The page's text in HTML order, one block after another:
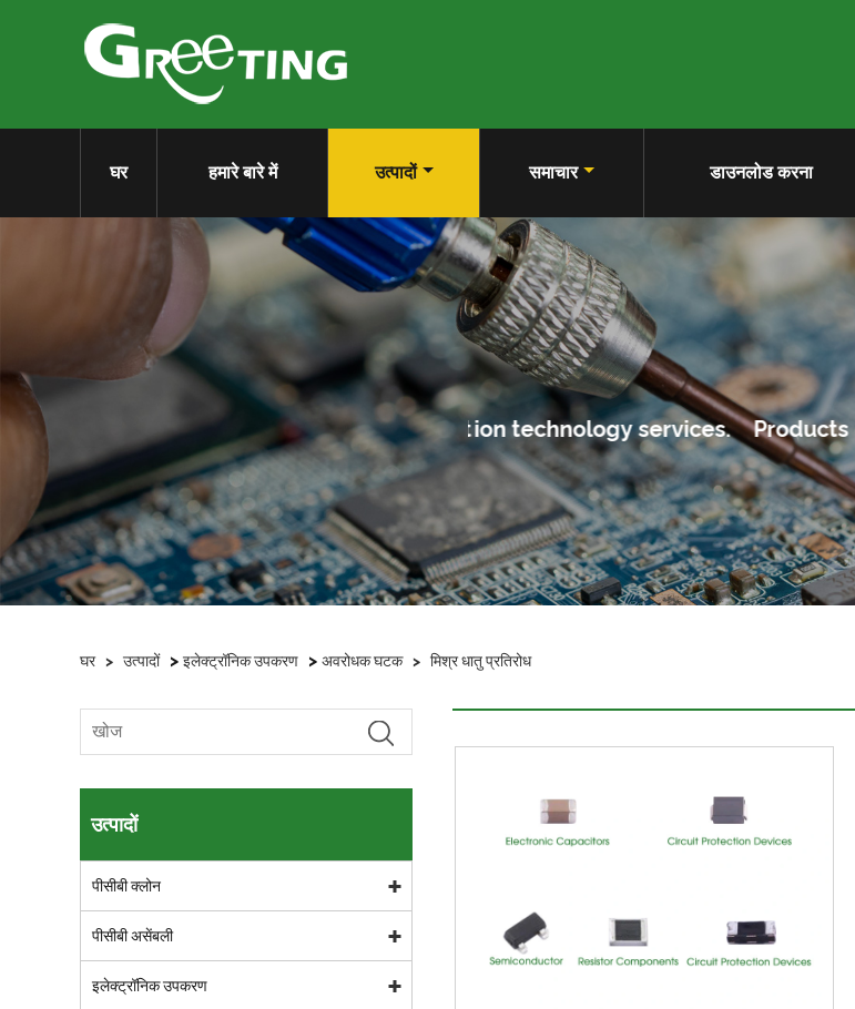
घर हमारे बारे में उत्पादों समाचार डाउनलोड करना
घर > उत्पादों > इलेक्ट्रॉनिक उपकरण > अवरोधक घटक > मिश्र धातु प्रतिरोध
उत्पादों
पीसीबी क्लोन
पीसीबी असेंबली
इलेक्ट्रॉनिक उपकरण